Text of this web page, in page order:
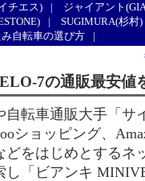
チエス) |
ジャイアント
|
SUGIMURA(杉村)
自転車の選び方 |
7の通販最安値
自転車通販大手「サ
ショッピング、
どをはじめとするネ
し「ビアンキ